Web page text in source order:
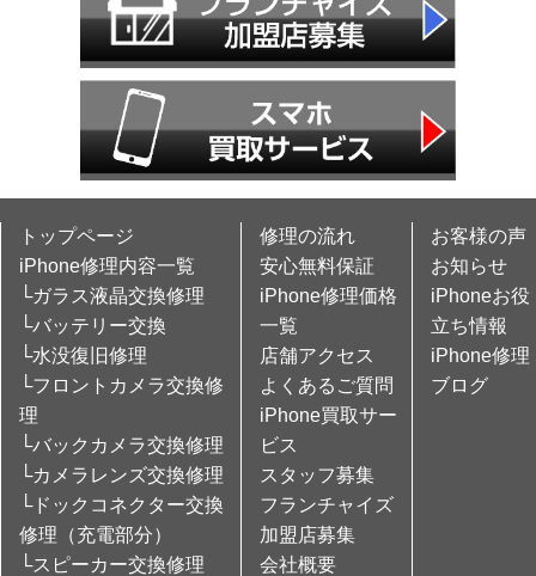
トップページ
iPhone修理内容一覧
└ガラス液晶交換修理
└バッテリー交換
└水没復旧修理
└フロントカメラ交換修
理
└バックカメラ交換修理
└カメラレンズ交換修理
└ドックコネクター交換
修理（充電部分）
└スピーカー交換修理
修理の流れ
安心無料保証
iPhone修理価格
一覧
店舗アクセス
よくあるご質問
iPhone買取サー
ビス
スタッフ募集
フランチャイズ
加盟店募集
会社概要
お客様の声
お知らせ
iPhoneお役
立ち情報
iPhone修理
ブログ